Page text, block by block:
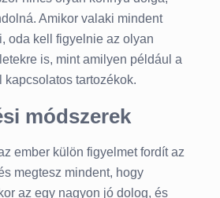
Amikor valaki mindent
oda kell figyelnie az olyan
is, mint amilyen például a
kapcsolatos tartozékok.
módszerek
ember külön figyelmet fordít az
megtesz mindent, hogy
az egy nagyon jó dolog, és